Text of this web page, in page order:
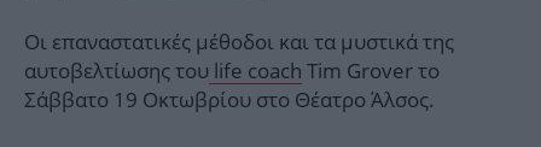
Oι επαναστατικές μέθοδοι και τα μυστικά της
αυτοβελτίωσης του life coach Tim Grover το
Σάββατο 19 Οκτωβρίου στο Θέατρο Άλσος.